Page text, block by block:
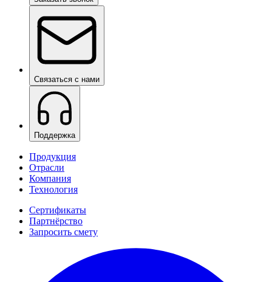
Связаться с нами
Поддержка
Продукция
Отрасли
Компания
Технология
Сертификаты
Партнёрство
Запросить смету